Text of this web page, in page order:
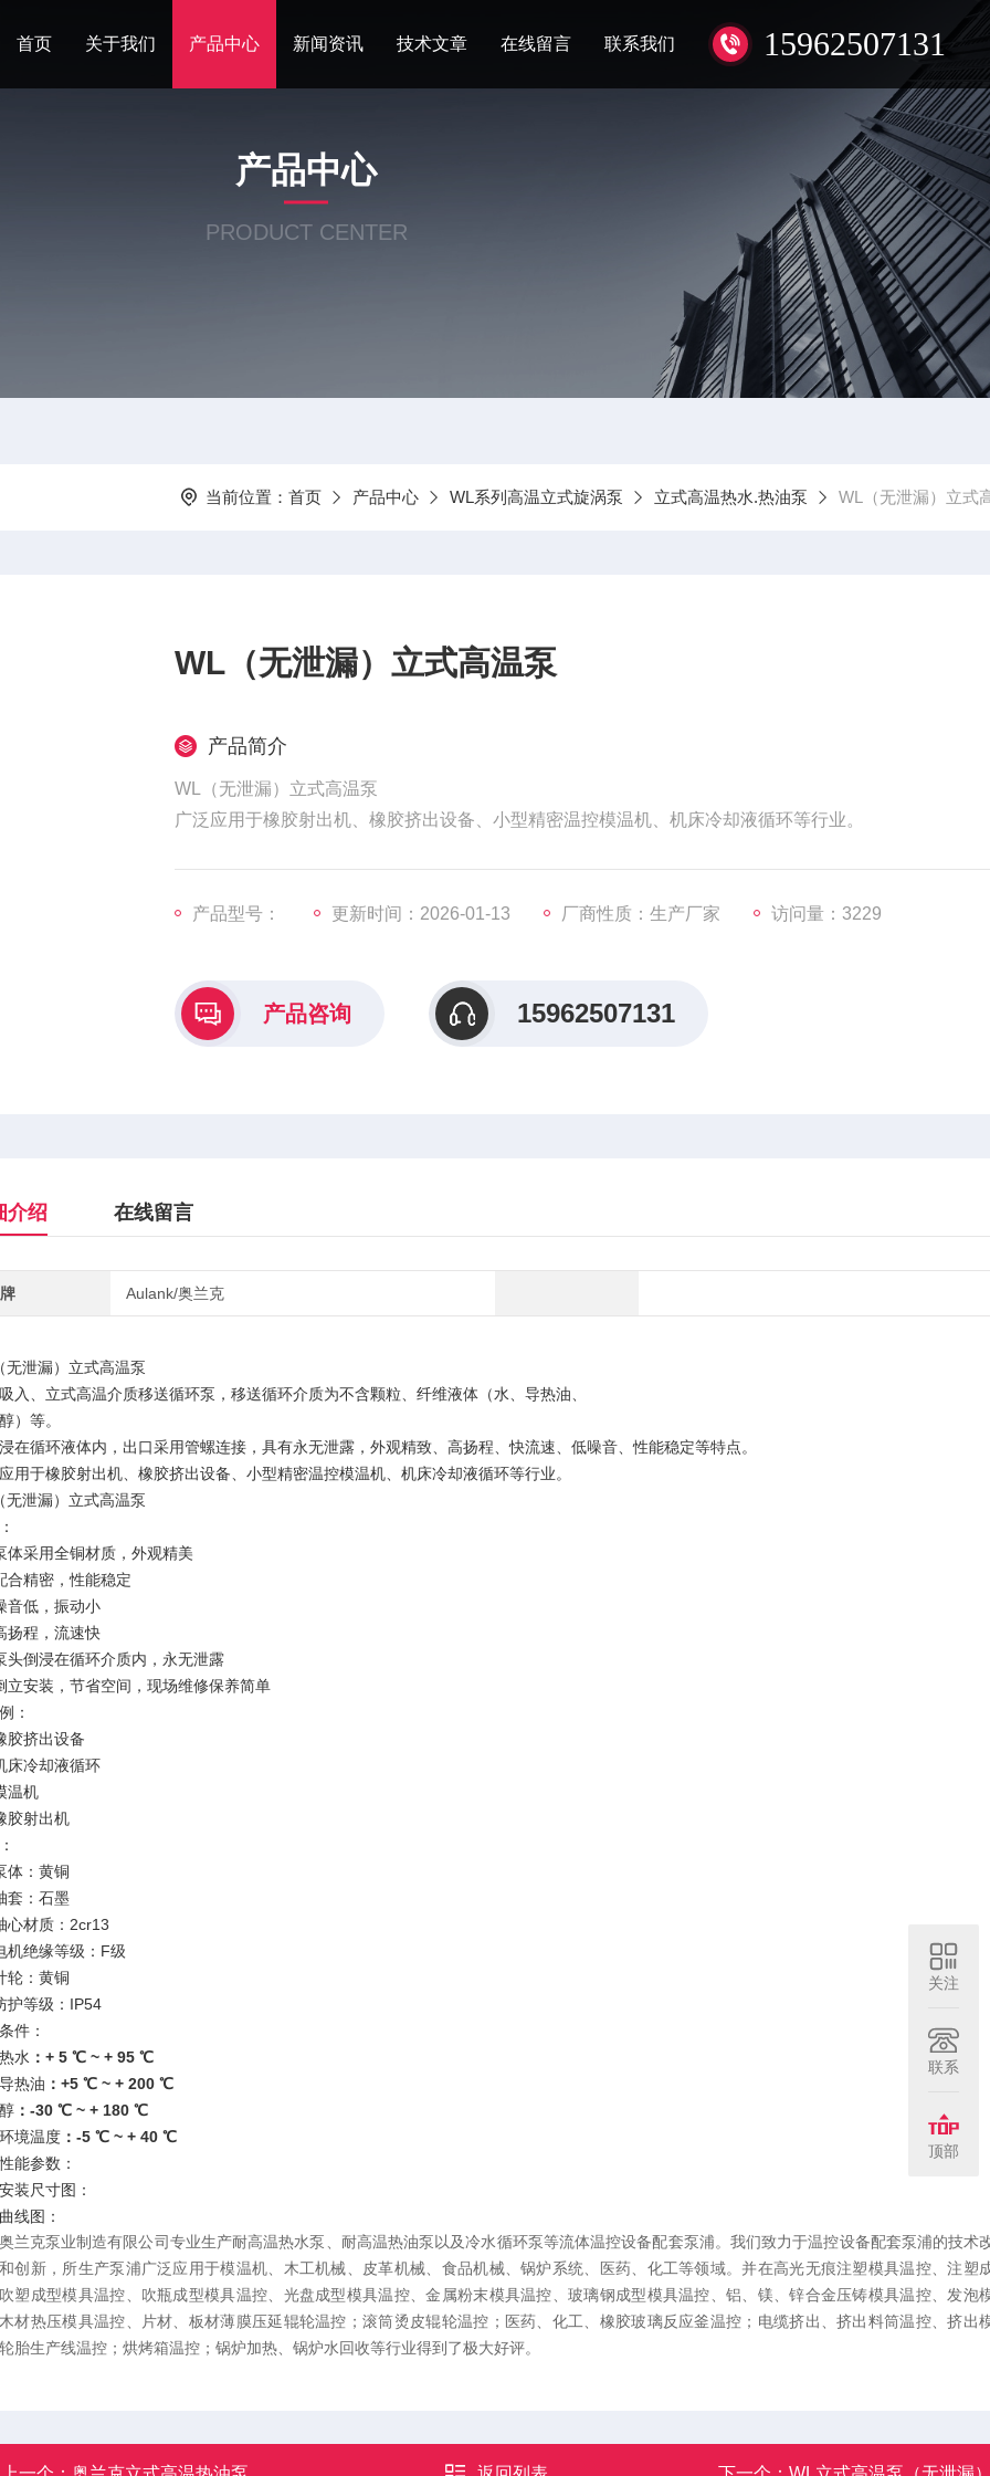
15962507131
首页 关于我们 产品中心 新闻资讯 技术文章 在线留言 联系我们
产品中心
PRODUCT CENTER
当前位置： 首页 产品中心 WL系列高温立式旋涡泵 立式高温热水.热油泵 WL（无泄漏）立式
WL（无泄漏）立式高温泵
产品简介
WL（无泄漏）立式高温泵
广泛应用于橡胶射出机、橡胶挤出设备、小型精密温控模温机、机床冷却液循环等行业。
产品型号： 更新时间：2026-01-13 厂商性质：生产厂家 访问量：3229
产品咨询 15962507131
介绍 在线留言
Aulank/奥兰克
无泄漏）立式高温泵
入、立式高温介质移送循环泵，移送循环介质为不含颗粒、纤维液体（水、导热油、
）等。
在循环液体内，出口采用管螺连接，具有永无泄露，外观精致、高扬程、快流速、低噪音、性能稳定等特点。
用于橡胶射出机、橡胶挤出设备、小型精密温控模温机、机床冷却液循环等行业。
无泄漏）立式高温泵
体采用全铜材质，外观精美
合精密，性能稳定
音低，振动小
扬程，流速快
头倒浸在循环介质内，永无泄露
立安装，节省空间，现场维修保养简单
：
胶挤出设备
床冷却液循环
温机
胶射出机
体：黄铜
套：石墨
心材质：2cr13
机绝缘等级：F级
轮：黄铜
护等级：IP54
件：
水 ：+ 5 ℃ ~ + 95 ℃
热油 ：+5 ℃ ~ + 200 ℃
：-30 ℃ ~ + 180 ℃
境温度：-5 ℃ ~ + 40 ℃
能参数：
装尺寸图：
线图：
兰克泵业制造有限公司专业生产耐高温热水泵、耐高温热油泵以及冷水循环泵等流体温控设备配套泵浦。我们致力于温控设备配套泵浦的技术
创新，所生产泵浦广泛应用于模温机、木工机械、皮革机械、食品机械、锅炉系统、医药、化工等领域。并在高光无痕注塑模具温控、注塑
塑成型模具温控、吹瓶成型模具温控、光盘成型模具温控、金属粉末模具温控、玻璃钢成型模具温控、铝、镁、锌合金压铸模具温控、发泡
材热压模具温控、片材、板材薄膜压延辊轮温控；滚筒烫皮辊轮温控；医药、化工、橡胶玻璃反应釜温控；电缆挤出、挤出料筒温控、挤出
胎生产线温控；烘烤箱温控；锅炉加热、锅炉水回收等行业得到了极大好评。
关注
联系
顶部